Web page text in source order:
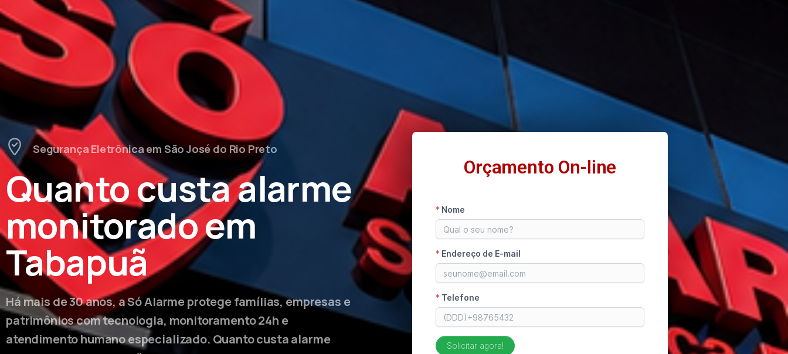
Segurança Eletrônica em São José do Rio Preto
Quanto custa alarme
monitorado em
Tabapuã
Há mais de 30 anos, a Só Alarme protege famílias, empresas e
patrimônios com tecnologia, monitoramento 24h e
atendimento humano especializado. Quanto custa alarme
Orçamento On-line